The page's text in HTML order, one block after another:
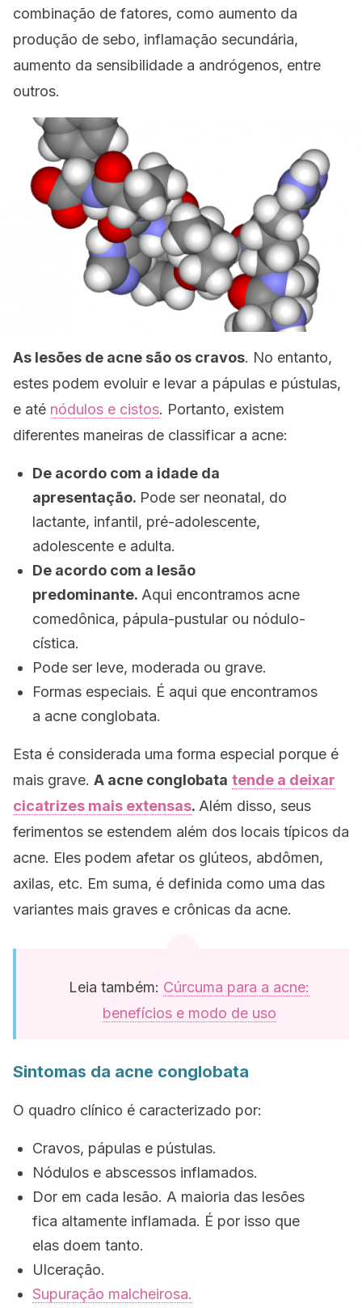
combinação de fatores, como aumento da
produção de sebo, inflamação secundária,
aumento da sensibilidade a andrógenos, entre
outros.
As lesões de acne são os cravos. No entanto,
estes podem evoluir e levar a pápulas e pústulas,
e até nódulos e cistos. Portanto, existem
diferentes maneiras de classificar a acne:
De acordo com a idade da
apresentação. Pode ser neonatal, do
lactante, infantil, pré-adolescente,
adolescente e adulta.
De acordo com a lesão
predominante. Aqui encontramos acne
comedônica, pápula-pustular ou nódulo-
cística.
Pode ser leve, moderada ou grave.
Formas especiais. É aqui que encontramos
a acne conglobata.
Esta é considerada uma forma especial porque é
mais grave. A acne conglobata tende a deixar
cicatrizes mais extensas. Além disso, seus
ferimentos se estendem além dos locais típicos da
acne. Eles podem afetar os glúteos, abdômen,
axilas, etc. Em suma, é definida como uma das
variantes mais graves e crônicas da acne.
Leia também: Cúrcuma para a acne:
benefícios e modo de uso
Sintomas da acne conglobata
O quadro clínico é caracterizado por:
Cravos, pápulas e pústulas.
Nódulos e abscessos inflamados.
Dor em cada lesão. A maioria das lesões
fica altamente inflamada. É por isso que
elas doem tanto.
Ulceração.
Supuração malcheirosa.